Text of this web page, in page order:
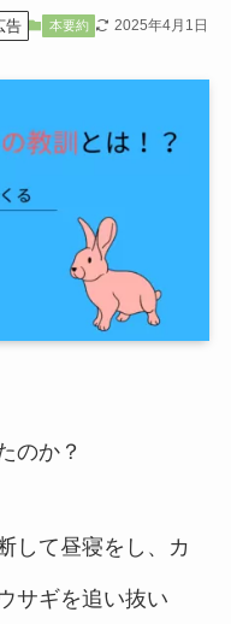
告 本要約 2025年4月1日
のか？
して昼寝をし、カ
サギを追い抜い